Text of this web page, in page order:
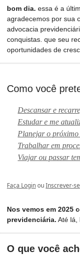
bom dia. essa é a
agradecemos por sua
advocacia
conquistas. que seu
oportunidades de
Como você
Descansar e
Estudar e me
Planejar o próximo
Trabalhar em
Viajar ou passar
Faça LoginouInscrever-se
Nos vemos em 2025
previdenciária. Até lá,
O que você